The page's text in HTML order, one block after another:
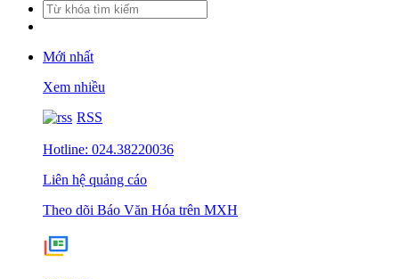
Mới nhất
Xem nhiều
RSS
Hotline: 024.38220036
Liên hệ quảng cáo
Theo dõi Báo Văn Hóa trên MXH